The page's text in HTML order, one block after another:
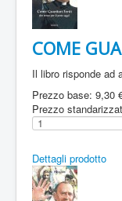
COME
Il libro risponde ad
Prezzo base: 9,30
Prezzo
Dettagli prodotto